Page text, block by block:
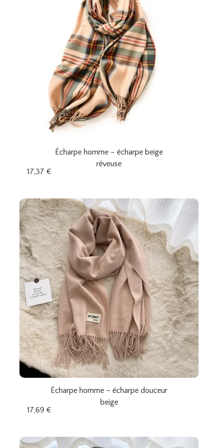
Écharpe homme – écharpe beige
rêveuse
17,37 €
Écharpe homme – écharpe douceur
beige
17,69 €